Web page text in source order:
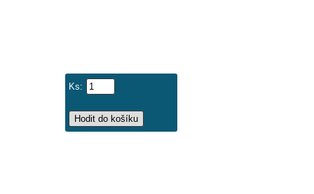
Ks: